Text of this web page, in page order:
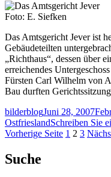
Foto: E. Siefken
Das Amtsgericht Jever ist
Gebäudeteilten
„Richthaus“, dessen über
erreichendes
Fürsten Carl Wilhelm von
Bau durften
Autor
bilderblogVeröffentlicht
am
Juni 28, 2007
OstfrieslandSchreiben Sie
der
Beiträge
Vorherige Seite Seite
1 Seite
2 Seite
3
Suche